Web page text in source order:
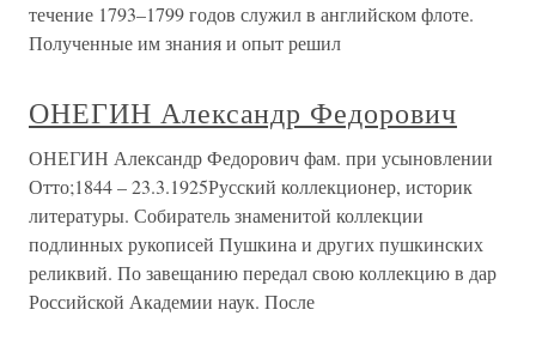
течение 1793–1799 годов служил в английском флоте.
Полученные им знания и опыт решил
ОНЕГИН Александр Федорович
ОНЕГИН Александр Федорович фам. при усыновлении
Отто;1844 – 23.3.1925Русский коллекционер, историк
литературы. Собиратель знаменитой коллекции
подлинных рукописей Пушкина и других пушкинских
реликвий. По завещанию передал свою коллекцию в дар
Российской Академии наук. После